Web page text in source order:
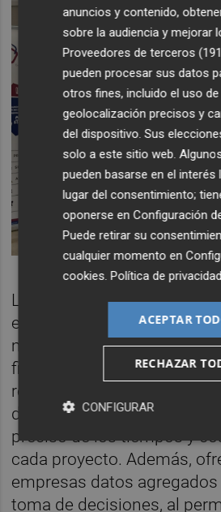
La aplicación permite a los
en tiempo real, desde el
móvil y en el lugar de
fichajes como las
realizadas. De este modo,
de información y se facilita
preciso de los tiempos y
cada proyecto. Además,
empresas datos
toma de decisiones, al
anuncios y contenido,
sobre la audiencia y mejorar
Proveedores de terceros
pueden procesar sus datos
otros fines, incluido el uso
geolocalización precisos y
del dispositivo. Sus
solo a este sitio web.
pueden basarse en el interés
lugar del consentimiento;
oponerse enConfiguración
Puede retirar su
cualquier momento en
cookies.Política de privacidad
ACEPTAR
RECHAZAR
CONFIGURAR